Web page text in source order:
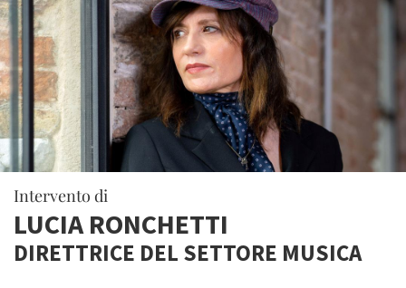
Intervento di
LUCIA RONCHETTI
DIRETTRICE DEL SETTORE MUSICA